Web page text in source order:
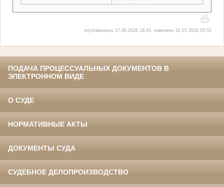
опубликовано 17.06.2026 18:45, изменено 21.07.2026 05:01
ПОДАЧА ПРОЦЕССУАЛЬНЫХ ДОКУМЕНТОВ В
ЭЛЕКТРОННОМ ВИДЕ
О СУДЕ
НОРМАТИВНЫЕ АКТЫ
ДОКУМЕНТЫ СУДА
СУДЕБНОЕ ДЕЛОПРОИЗВОДСТВО